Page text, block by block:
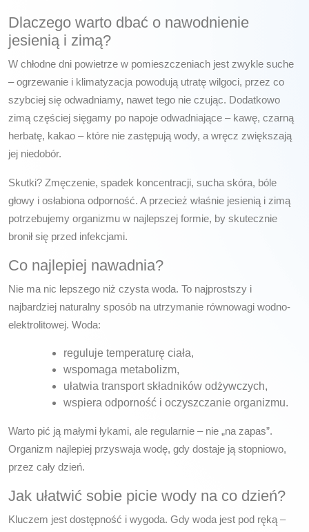
Dlaczego warto dbać o nawodnienie
jesienią i zimą?
W chłodne dni powietrze w pomieszczeniach jest zwykle suche
– ogrzewanie i klimatyzacja powodują utratę wilgoci, przez co
szybciej się odwadniamy, nawet tego nie czując. Dodatkowo
zimą częściej sięgamy po napoje odwadniające – kawę, czarną
herbatę, kakao – które nie zastępują wody, a wręcz zwiększają
jej niedobór.
Skutki? Zmęczenie, spadek koncentracji, sucha skóra, bóle
głowy i osłabiona odporność. A przecież właśnie jesienią i zimą
potrzebujemy organizmu w najlepszej formie, by skutecznie
bronił się przed infekcjami.
Co najlepiej nawadnia?
Nie ma nic lepszego niż czysta woda. To najprostszy i
najbardziej naturalny sposób na utrzymanie równowagi wodno-
elektrolitowej. Woda:
reguluje temperaturę ciała,
wspomaga metabolizm,
ułatwia transport składników odżywczych,
wspiera odporność i oczyszczanie organizmu.
Warto pić ją małymi łykami, ale regularnie – nie „na zapas”.
Organizm najlepiej przyswaja wodę, gdy dostaje ją stopniowo,
przez cały dzień.
Jak ułatwić sobie picie wody na co dzień?
Kluczem jest dostępność i wygoda. Gdy woda jest pod ręką –